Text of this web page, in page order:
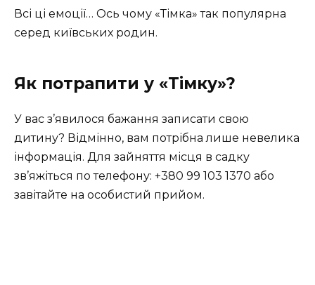
Всі ці емоції… Ось чому «Тімка» так популярна
серед київських родин.
Як потрапити у «Тімку»?
У вас з’явилося бажання записати свою
дитину? Відмінно, вам потрібна лише невелика
інформація. Для зайняття місця в садку
зв’яжіться по телефону: +380 99 103 1370 або
завітайте на особистий прийом.